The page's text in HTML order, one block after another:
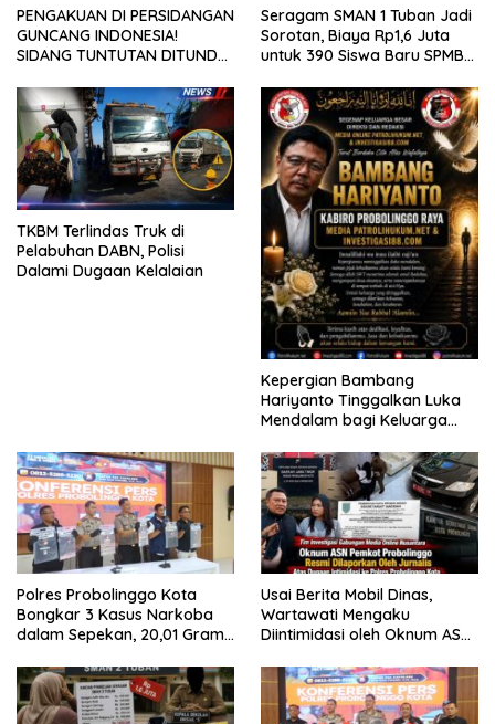
PENGAKUAN DI PERSIDANGAN
GUNCANG INDONESIA!
SIDANG TUNTUTAN DITUNDA,
MENGAMUK DI PN MALANG
Seragam SMAN 1 Tuban Jadi
Sorotan, Biaya Rp1,6 Juta
untuk 390 Siswa Baru SPMB
TKBM Terlindas Truk di
Pelabuhan DABN, Polisi
Dalami Dugaan Kelalaian
Kepergian Bambang
Hariyanto Tinggalkan Luka
Mendalam bagi Keluarga
Polres Probolinggo Kota
Bongkar 3 Kasus Narkoba
dalam Sepekan, 20,01 Gram
Usai Berita Mobil Dinas,
Wartawati Mengaku
Diintimidasi oleh Oknum ASN
Tempuh Jalur Hukum